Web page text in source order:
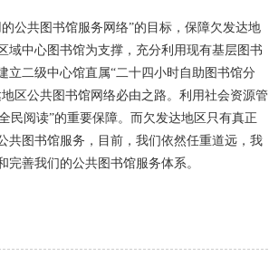
共图书馆服务网络”的目标，保障欠发达地
域中心图书馆为支撑，充分利用现有基层图书
立二级中心馆直属“二十四小时自助图书馆分
区公共图书馆网络必由之路。利用社会资源管
民阅读”的重要保障。而欠发达地区只有真正
共图书馆服务，目前，我们依然任重道远，我
善我们的公共图书馆服务体系。